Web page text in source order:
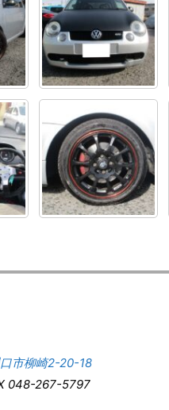
市柳崎2-20-18
048-267-5797